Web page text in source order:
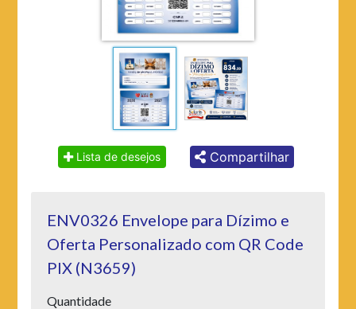
Lista de desejos Compartilhar
ENV0326 Envelope para Dízimo e
Oferta Personalizado com QR Code
PIX (N3659)
Quantidade